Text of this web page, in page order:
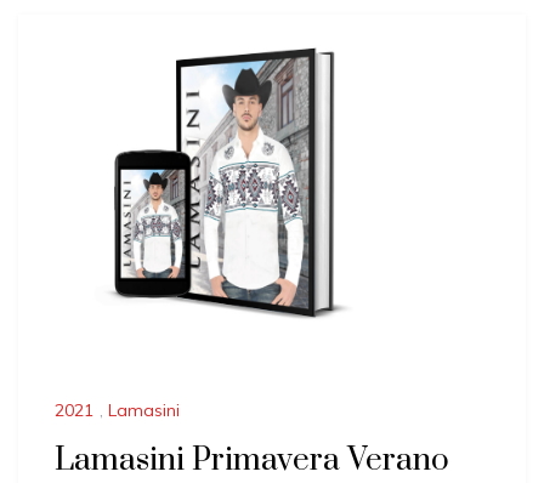
2021 , Lamasini
Lamasini Primavera Verano